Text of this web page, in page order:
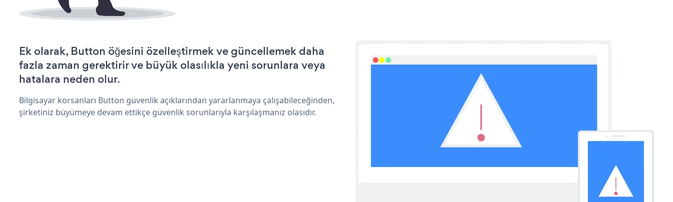
Ek olarak, Button öğesini özelleştirmek ve güncellemek daha
fazla zaman gerektirir ve büyük olasılıkla yeni sorunlara veya
hatalara neden olur.
Bilgisayar korsanları Button güvenlik açıklarından yararlanmaya çalışabileceğinden,
şirketiniz büyümeye devam ettikçe güvenlik sorunlarıyla karşılaşmanız olasıdır.